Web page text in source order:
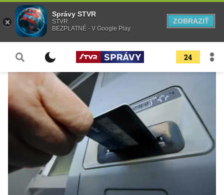
24
Správy STVR
STVR
BEZPLATNÉ - V Google Play
ZOBRAZIŤ